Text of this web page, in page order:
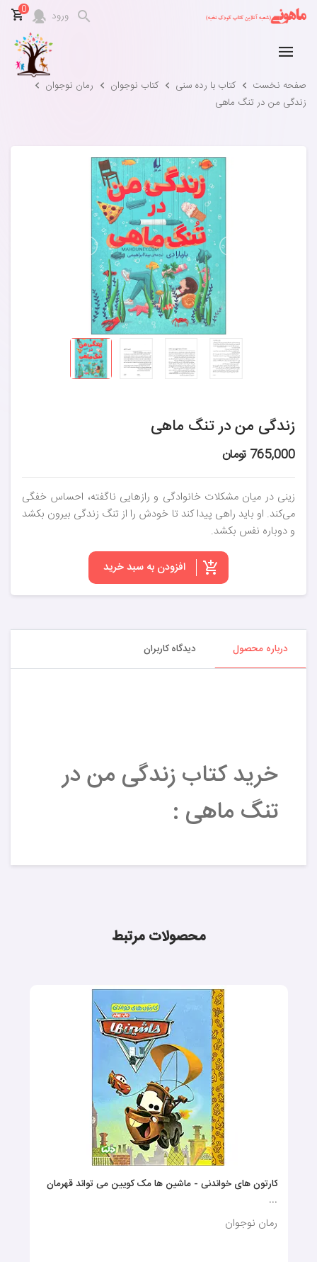
ورود 0
صفحه نخست کتاب با رده سنی کتاب نوجوان
رمان نوجوان
زندگی من در تنگ ماهی
زندگی من در تنگ ماهی
765,000 تومان
زینی در میان مشکلات خانوادگی و رازهایی ناگفته، احساس خفگی
می‌کند. او باید راهی پیدا کند تا خودش را از تنگ زندگی بیرون بکشد
و دوباره نفس بکشد.
افزودن به سبد خرید
درباره محصول دیدگاه کاربران
خرید کتاب زندگی من در
تنگ ماهی :
محصولات مرتبط
کارتون های خواندنی - ماشین ها مک کویین می تواند قهرمان
...
رمان نوجوان